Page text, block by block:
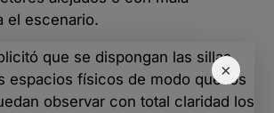
×
el escenario.
que se dispongan las sillas,
espacios físicos de modo que los
observar con total claridad los